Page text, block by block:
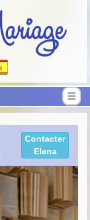
Contacter
Elena